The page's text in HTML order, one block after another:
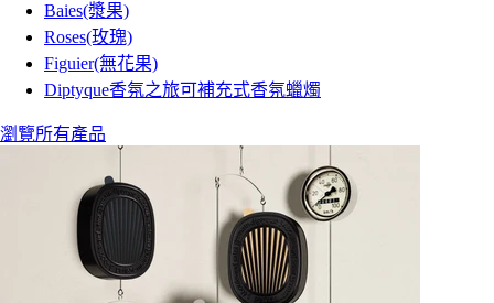
Baies(漿果)
Roses(玫瑰)
Figuier(無花果)
Diptyque香氛之旅可補充式香氛蠟燭
瀏覽所有產品